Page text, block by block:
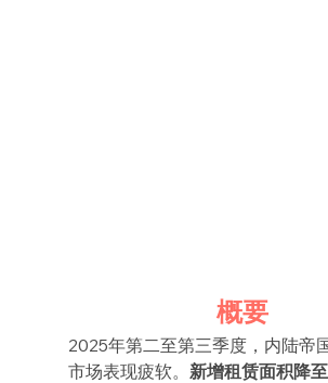
概要
2025年第二至第三季度，内陆帝
市场表现疲软。 新增租赁面积降